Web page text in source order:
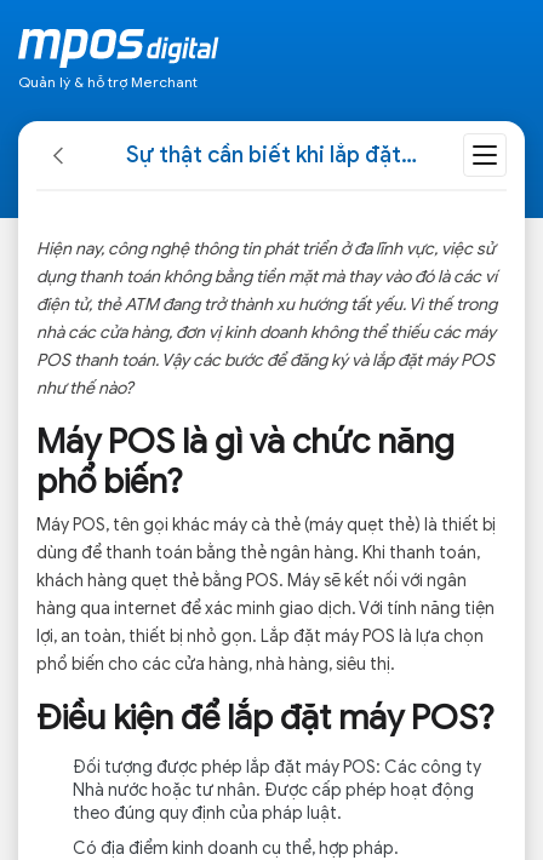
Quản lý & hỗ trợ Merchant
Sự thật cần biết khi lắp đặt máy POS
Hiện nay, công nghệ thông tin phát triển ở đa lĩnh vực, việc sử
dụng thanh toán không bằng tiền mặt mà thay vào đó là các ví
điện tử, thẻ ATM đang trở thành xu hướng tất yếu. Vì thế trong
nhà các cửa hàng, đơn vị kinh doanh không thể thiếu các máy
POS thanh toán. Vậy các bước để đăng ký và lắp đặt máy POS
như thế nào?
Máy POS là gì và chức năng
phổ biến?
Máy POS, tên gọi khác máy cà thẻ (máy quẹt thẻ) là thiết bị
dùng để thanh toán bằng thẻ ngân hàng. Khi thanh toán,
khách hàng quẹt thẻ bằng POS. Máy sẽ kết nối với ngân
hàng qua internet để xác minh giao dịch. Với tính năng tiện
lợi, an toàn, thiết bị nhỏ gọn. Lắp đặt máy POS là lựa chọn
phổ biến cho các cửa hàng, nhà hàng, siêu thị.
Điều kiện để lắp đặt máy POS?
Đối tượng được phép lắp đặt máy POS: Các công ty
Nhà nước hoặc tư nhân. Được cấp phép hoạt động
theo đúng quy định của pháp luật.
Có địa điểm kinh doanh cụ thể, hợp pháp.